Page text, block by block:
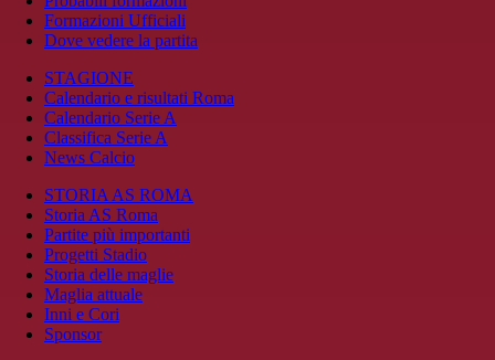
Formazioni Ufficiali
Dove vedere la partita
STAGIONE
Calendario e risultati Roma
Calendario Serie A
Classifica Serie A
News Calcio
STORIA AS ROMA
Storia AS Roma
Partite più importanti
Progetti Stadio
Storia delle maglie
Maglia attuale
Inni e Cori
Sponsor